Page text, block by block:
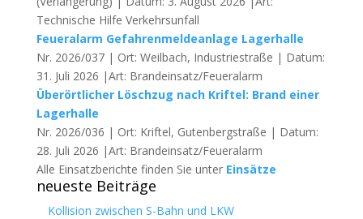
Technische Hilfe Verkehrsunfall
Feueralarm Gefahrenmeldeanlage Lagerhalle
Nr. 2026/037 | Ort: Weilbach, Industriestraße | Datum:
31. Juli 2026 |Art: Brandeinsatz/Feueralarm
Überörtlicher Löschzug nach Kriftel: Brand einer
Lagerhalle
Nr. 2026/036 | Ort: Kriftel, Gutenbergstraße | Datum:
28. Juli 2026 |Art: Brandeinsatz/Feueralarm
Alle Einsatzberichte finden Sie unter Einsätze
neueste Beiträge
Kollision zwischen S-Bahn und LKW